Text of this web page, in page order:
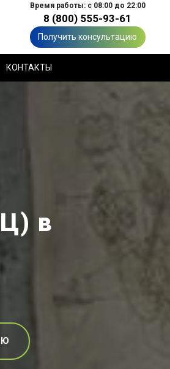
Время работы: с 08:00 до 22:00
8 (800) 555-93-61
Получить консультацию
КОНТАКТЫ
в